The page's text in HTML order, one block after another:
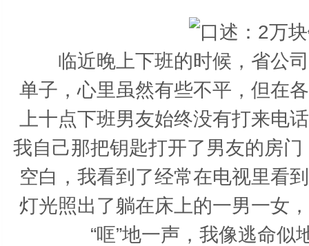
临近晚上下班的时候，省公司
单子，心里虽然有些不平，但在
上十点下班男友始终没有打来电
我自己那把钥匙打开了男友的房
空白，我看到了经常在电视里看
灯光照出了躺在床上的一男一女
“哐”地一声，我像逃命似